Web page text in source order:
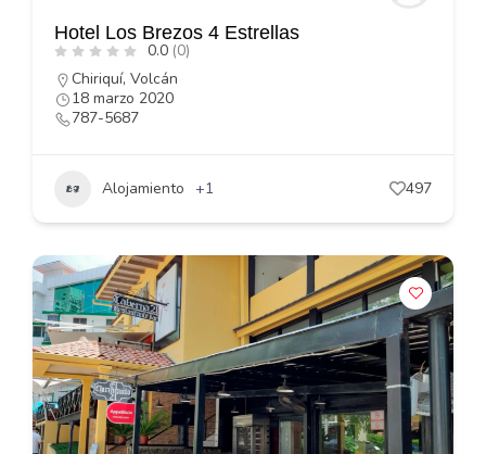
Hotel Los Brezos 4 Estrellas
0.0 (0)
Chiriquí, Volcán
18 marzo 2020
787-5687
Alojamiento +1 497